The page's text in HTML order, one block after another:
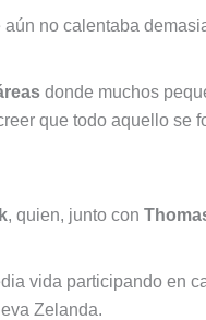
no calentaba
donde muchos
que todo aquello
, quien, junto con
vida participando en
Zelanda.